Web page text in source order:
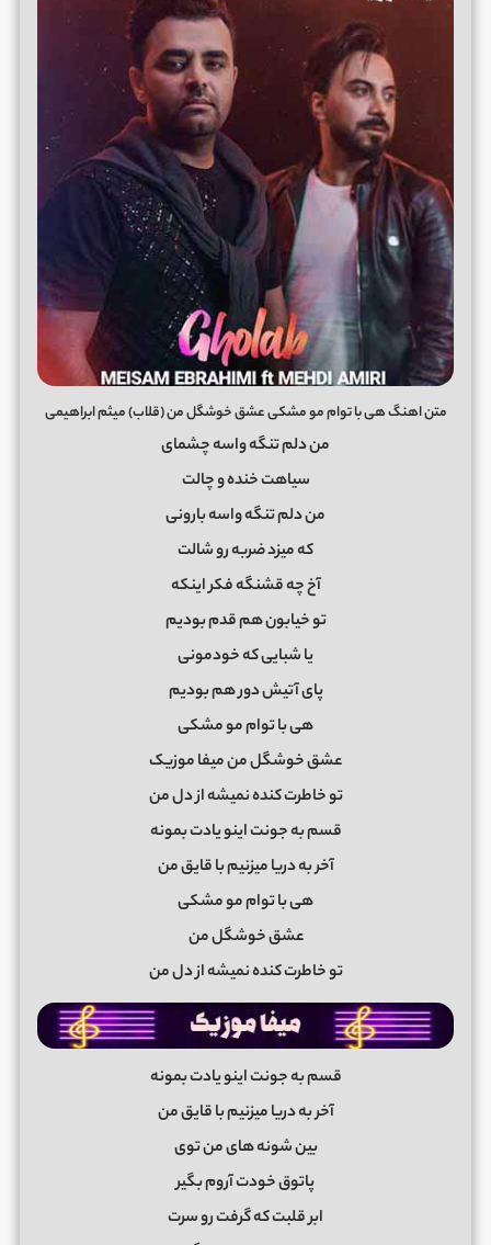
متن اهنگ هی با توام مو مشکی عشق خوشگل من (قلاب) میثم ابراهیمی
من دلم تنگه واسه چشمای
سیاهت خنده و چالت
من دلم تنگه واسه بارونی
که میزد ضربه رو شالت
آخ چه قشنگه فکر اینکه
تو خیابون هم قدم بودیم
یا شبایی که خودمونی
پای آتیش دور هم بودیم
هی با توام مو مشکی
عشق خوشگل من میفا موزیک
تو خاطرت کنده نمیشه از دل من
قسم به جونت اینو یادت بمونه
آخر به دریا میزنیم با قایق من
هی با توام مو مشکی
عشق خوشگل من
تو خاطرت کنده نمیشه از دل من
قسم به جونت اینو یادت بمونه
آخر به دریا میزنیم با قایق من
بین شونه های من توی
پاتوق خودت آروم بگیر
ابر قلبت که گرفت رو سرت